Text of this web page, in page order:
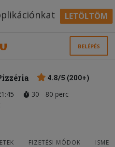
LETÖLTÖM
BELÉPÉS
4.8/5 (200+)
30 - 80 perc
FIZETÉSI MÓDOK